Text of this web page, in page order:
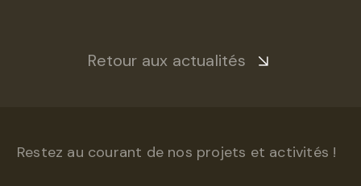
Retour aux actualités
Restez au courant de nos projets et activités !